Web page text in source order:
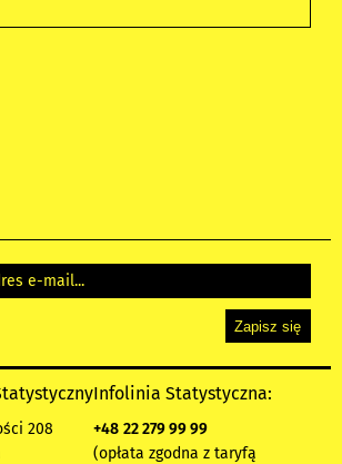
208
Infolinia Statystyczna:
+48 22 279 99 99
(opłata zgodna z taryfą